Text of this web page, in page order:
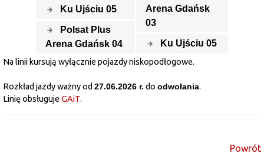
Ku Ujściu 05
Polsat Plus
Arena Gdańsk 04
Arena Gdańsk
03
Ku Ujściu 05
Na linii kursują wyłącznie pojazdy niskopodłogowe.
Rozkład jazdy ważny od 27.06.2026 r. do odwołania.
Linię obsługuje GAiT.
Powrót